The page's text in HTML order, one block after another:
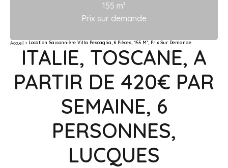
155 m²
Prix sur demande
Accueil Location Saisonnière Villa Pescaglia, 6 Pièces, 155 M², Prix Sur Demande
ITALIE, TOSCANE, A
PARTIR DE 420€ PAR
SEMAINE, 6
PERSONNES,
LUCQUES